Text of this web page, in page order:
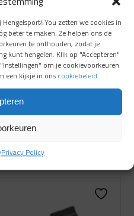
zetten we cookies in
beter te maken. Ze helpen ons de
te onthouden, zodat je
kunt hengelen. Klik op "Accepteren"
om je cookievoorkeuren
een kijkje in ons cookiebeleid.
Privacy Policy